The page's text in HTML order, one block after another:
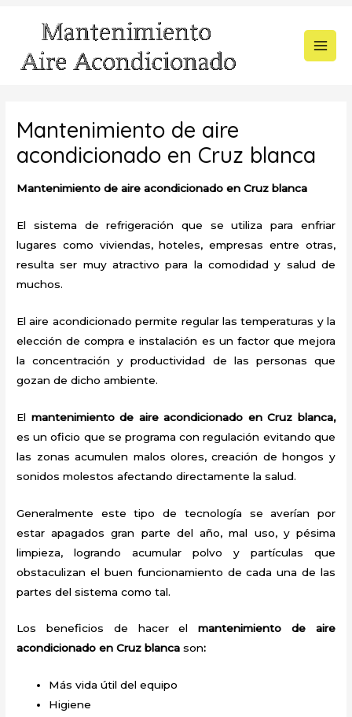
contenido
Mantenimiento de aire
acondicionado en Cruz blanca
Mantenimiento de aire acondicionado en Cruz blanca
El sistema de refrigeración que se utiliza para enfriar
lugares como viviendas, hoteles, empresas entre otras,
resulta ser muy atractivo para la comodidad y salud de
muchos.
El aire acondicionado permite regular las temperaturas y la
elección de compra e instalación es un factor que mejora
la concentración y productividad de las personas que
gozan de dicho ambiente.
El mantenimiento de aire acondicionado en Cruz blanca,
es un oficio que se programa con regulación evitando que
las zonas acumulen malos olores, creación de hongos y
sonidos molestos afectando directamente la salud.
Generalmente este tipo de tecnología se averían por
estar apagados gran parte del año, mal uso, y pésima
limpieza, logrando acumular polvo y partículas que
obstaculizan el buen funcionamiento de cada una de las
partes del sistema como tal.
Los beneficios de hacer elmantenimiento de aire
acondicionado en Cruz blancason:
Más vida útil del equipo
Higiene